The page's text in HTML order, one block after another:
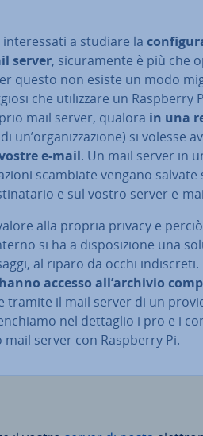
a studiare la
server, si­cu­ra­men­te è più che
questo non esiste un modo
che uti­liz­za­re un Raspberry
mail server, qualora in una
un’or­ga­niz­za­zio­ne) si volesse
e-mail. Un mail server in
scambiate vengano salvate
e sul vostro server e-
alla propria privacy e
si ha a di­spo­si­zio­ne una
al riparo da occhi in­di­scre­ti.
accesso all’archivio
tramite il mail server di un
nel dettaglio i pro e i
server con Raspberry Pi.